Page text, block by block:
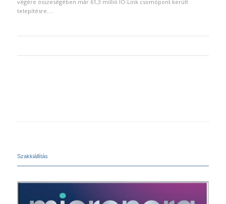
végére összeségében már 61,3 millió IO-Link csomópont került
telepítésre.…
Szakkiállítás